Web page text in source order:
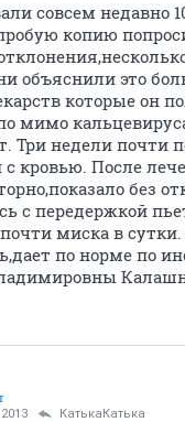
совсем недавно
копию
объяснили это
которые он
мимо
Три недели почти
с кровью. После
без
с передержкой
миска в сутки.
по норме по
КатькаКатька